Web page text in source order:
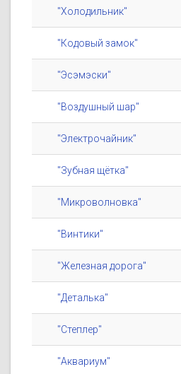
"Холодильник"
"Кодовый замок"
"Эсэмэски"
"Воздушный шар"
"Электрочайник"
"Зубная щётка"
"Микроволновка"
"Винтики"
"Железная дорога"
"Деталька"
"Степлер"
"Аквариум"